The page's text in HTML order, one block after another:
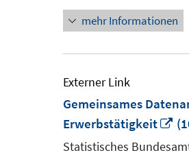
mehr Informationen
Externer Link
Gemeinsames
Erwerbstätigkeit
In
Statistisches